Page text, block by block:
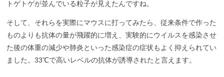
トゲトゲが並んでいる粒子が見えたんですね。
そして、それらを実際にマウスに打ってみたら、従来条件で作った
ものよりも抗体の量が飛躍的に増え、実験的にウイルスを感染させ
た後の体重の減少や肺炎といった感染症の症状もよく抑えられてい
ました。33℃で高いレベルの抗体が誘導されたと言えます。